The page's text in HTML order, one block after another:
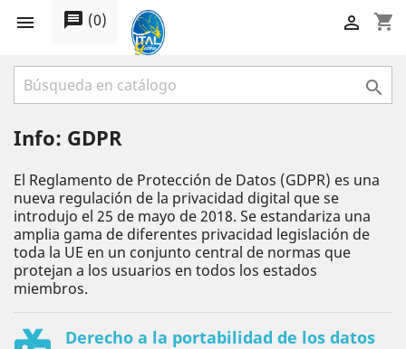
 message (0) shopping_cart


Info: GDPR
El Reglamento de Protección de Datos (GDPR) es una
nueva regulación de la privacidad digital que se
introdujo el 25 de mayo de 2018. Se estandariza una
amplia gama de diferentes privacidad legislación de
toda la UE en un conjunto central de normas que
protejan a los usuarios en todos los estados
miembros.
Derecho a la portabilidad de los datos